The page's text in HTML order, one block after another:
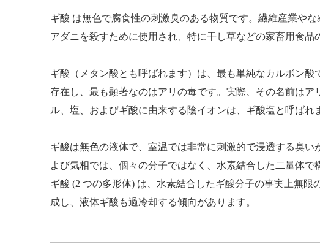
ギ酸 は無色で腐食性の刺激臭のある物質です。繊維産業や
アダニを殺すために使用され、特に干し草などの家畜用食
ギ酸（メタン酸とも呼ばれます）は、最も単純なカルボン
存在し、最も顕著なのはアリの毒です。実際、その名前は
ル、塩、およびギ酸に由来する陰イオンは、ギ酸塩と呼ばれ
ギ酸は無色の液体で、室温では非常に刺激的で浸透する臭
よび気相では、個々の分子ではなく、水素結合した二量体
ギ酸 (2 つの多形体) は、水素結合したギ酸分子の事実上無
成し、液体ギ酸も過冷却する傾向があります。